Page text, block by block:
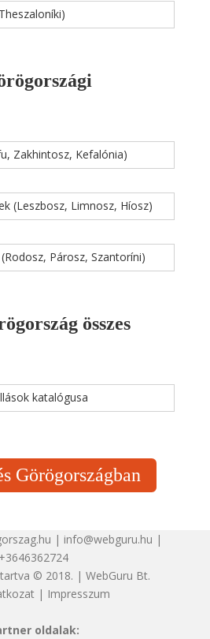
Zakhintosz, Kefalónia)
(Leszbosz, Limnosz, Híosz)
Párosz, Szantoríni)
összes
katalógusa
Görögországban
| info@webguru.hu |
+3646362724
© 2018. | WebGuru Bt.
| Impresszum
oldalak: